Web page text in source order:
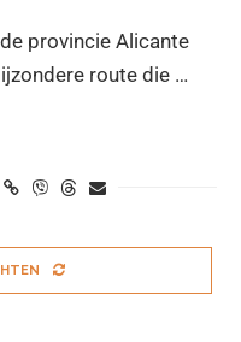
provincie Alicante
route die …